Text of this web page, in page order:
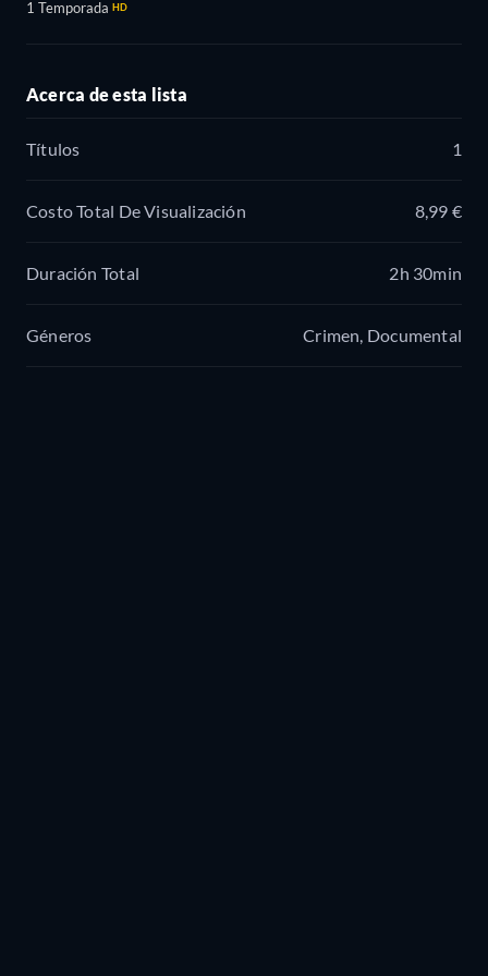
1 Temporada HD
Acerca de esta lista
Títulos 1
Costo Total De Visualización 8,99 €
Duración Total 2h 30min
Géneros Crimen, Documental